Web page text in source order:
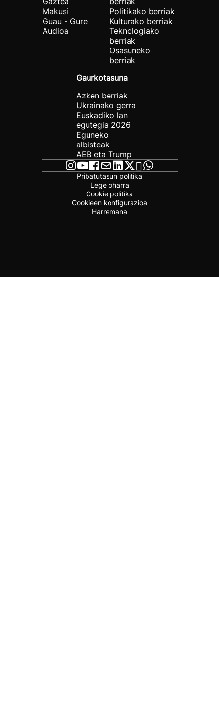
Makusi
Guau - Gure
Audioa
Politikako berriak
Kulturako berriak
Teknologiako
berriak
Osasuneko
berriak
Gaurkotasuna
Azken berriak
Ukrainako gerra
Euskadiko lan
egutegia 2026
Eguneko
albisteak
AEB eta Trump
Pribatutasun politika
Lege oharra
Cookie politika
Cookieen konfigurazioa
Harremana